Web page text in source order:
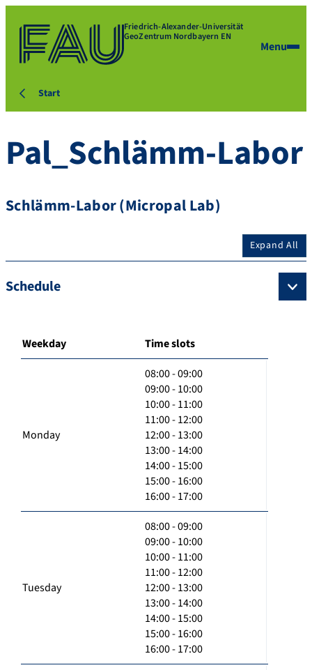
Friedrich-Alexander-Universität
GeoZentrum Nordbayern EN
Menu
Start
Pal_Schlämm-Labor
Schlämm-Labor (Micropal Lab)
Expand All
Schedule
Weekday Time slots
Monday
08:00 - 09:00
09:00 - 10:00
10:00 - 11:00
11:00 - 12:00
12:00 - 13:00
13:00 - 14:00
14:00 - 15:00
15:00 - 16:00
16:00 - 17:00
Tuesday
08:00 - 09:00
09:00 - 10:00
10:00 - 11:00
11:00 - 12:00
12:00 - 13:00
13:00 - 14:00
14:00 - 15:00
15:00 - 16:00
16:00 - 17:00